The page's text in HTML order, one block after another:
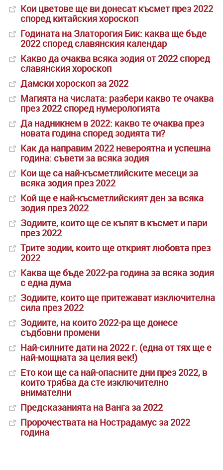
Кои цветове ще ви донесат късмет през 2022
според китайския хороскоп
Годината на Златорогия Бик: каква ще бъде
2022 според славянския календар
Какво да очаква всяка зодия от 2022 според
славянския хороскоп
Дамски хороскоп за 2022
Магията на числата: разбери какво те очаква
през 2022 според нумерологията
Да надникнем в 2022: какво те очаква през
новата година според зодията ти?
Как да направим 2022 невероятна и успешна
година: съвети за всяка зодия
Кои ще са най-късметлийските месеци за
всяка зодия през 2022
Кой ще е най-късметлийският ден за всяка
зодия през 2022
Зодиите, които ще се къпят в късмет и пари
през 2022
Трите зодии, които ще открият любовта през
2022
Каква ще бъде 2022-ра година за всяка зодия
с една дума
Зодиите, които ще притежават изключителна
сила през 2022
Зодиите, на които 2022-ра ще донесе
съдбовни промени
Най-силните дати на 2022 г. (една от тях ще е
най-мощната за целия век!)
Ето кои ще са най-опасните дни през 2022, в
които трябва да сте изключително
внимателни
Предсказанията на Ванга за 2022
Пророчествата на Нострадамус за 2022
година